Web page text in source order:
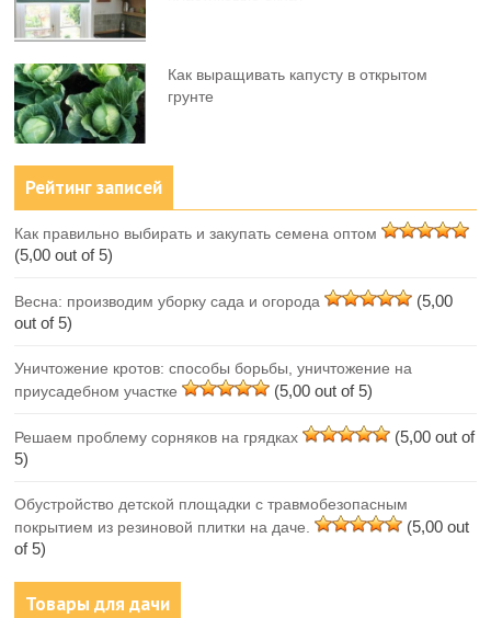
Как выращивать капусту в открытом
грунте
Рейтинг записей
Как правильно выбирать и закупать семена оптом
(5,00 out of 5)
Весна: производим уборку сада и огорода
(5,00
out of 5)
Уничтожение кротов: способы борьбы, уничтожение на
приусадебном участке
(5,00 out of 5)
Решаем проблему сорняков на грядках
(5,00 out of
5)
Обустройство детской площадки с травмобезопасным
покрытием из резиновой плитки на даче.
(5,00 out
of 5)
Товары для дачи